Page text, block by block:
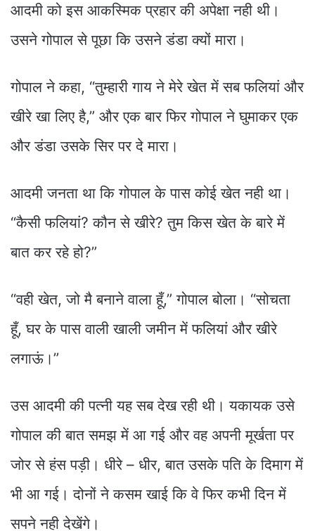
आदमी को इस आकस्मिक प्रहार की अपेक्षा नही थी।
उसने गोपाल से पूछा कि उसने डंडा क्यों मारा।
गोपाल ने कहा, “तुम्हारी गाय ने मेरे खेत में सब फलियां और
खीरे खा लिए है,” और एक बार फिर गोपाल ने घुमाकर एक
और डंडा उसके सिर पर दे मारा।
आदमी जनता था कि गोपाल के पास कोई खेत नही था।
“कैसी फलियां? कौन से खीरे? तुम किस खेत के बारे में
बात कर रहे हो?”
“वही खेत, जो मै बनाने वाला हूँ,” गोपाल बोला। “सोचता
हूँ, घर के पास वाली खाली जमीन में फलियां और खीरे
लगाऊं।”
उस आदमी की पत्नी यह सब देख रही थी। यकायक उसे
गोपाल की बात समझ में आ गई और वह अपनी मूर्खता पर
जोर से हंस पड़ी। धीरे – धीर, बात उसके पति के दिमाग में
भी आ गई। दोनों ने कसम खाई कि वे फिर कभी दिन में
सपने नही देखेंगे।